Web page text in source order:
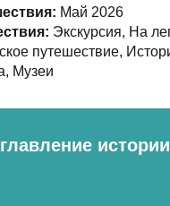
Май 2026
Экскурсия, На
путешествие,
Музеи
истории